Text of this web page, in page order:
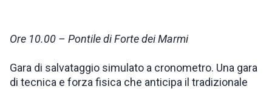
Ore 10.00 – Pontile di Forte dei Marmi
Gara di salvataggio simulato a cronometro. Una gara
di tecnica e forza fisica che anticipa il tradizionale